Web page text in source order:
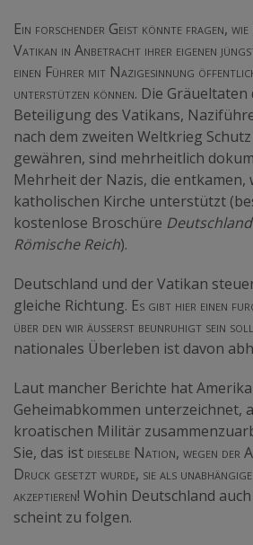
Ein forschender Geist könnte fragen,
Vatikan in Anbetracht ihrer eigenen
einen Führer mit Nazigesinnung
unterstützen können. Die
Beteiligung des Vatikans,
nach dem zweiten Weltkrieg
gewähren, sind mehrheitlich
Mehrheit der Nazis, die entkamen,
katholischen Kirche unterstützt
kostenlose Broschüre
Römische Reich).
Deutschland und der Vatikan
gleiche Richtung. Es gibt hier einen
über den wir äusserst beunruhigt sein
nationales Überleben ist davon
Laut mancher Berichte hat
Geheimabkommen unterzeichnet,
kroatischen Militär
Sie, das ist dieselbe Nation, wegen der
Druck gesetzt wurde, sie als
akzeptieren! Wohin Deutschland
scheint zu folgen.